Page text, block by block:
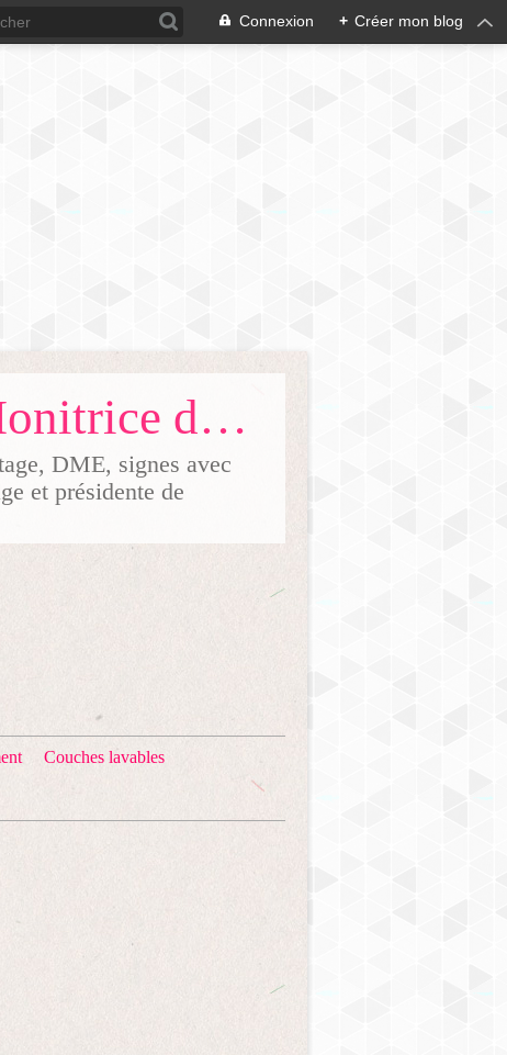
Connexion + Créer mon blog
Ma vie de maman natur'elle'ment/ Monitrice de portage Dijon 21
DME, signes avec
et présidente de
Couches lavables